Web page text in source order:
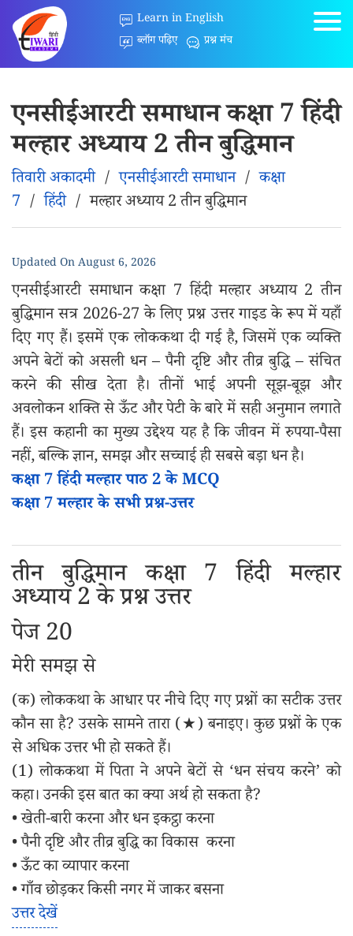
Learn in English
ब्लॉग पढ़िए
प्रश्न मंच
एनसीईआरटी समाधान कक्षा 7 हिंदी
मल्हार अध्याय 2 तीन बुद्धिमान
तिवारी अकादमी/एनसीईआरटी समाधान/कक्षा
7 /हिंदी/मल्हार अध्याय 2 तीन बुद्धिमान
Updated OnAugust 6, 2026
एनसीईआरटी समाधान कक्षा 7 हिंदी मल्हार अध्याय 2 तीन
बुद्धिमान सत्र 2026-27 के लिए प्रश्न उत्तर गाइड के रूप में यहाँ
दिए गए हैं। इसमें एक लोककथा दी गई है, जिसमें एक व्यक्ति
अपने बेटों को असली धन – पैनी दृष्टि और तीव्र बुद्धि – संचित
करने की सीख देता है। तीनों भाई अपनी सूझ-बूझ और
अवलोकन शक्ति से ऊँट और पेटी के बारे में सही अनुमान लगाते
हैं। इस कहानी का मुख्य उद्देश्य यह है कि जीवन में रुपया-पैसा
नहीं, बल्कि ज्ञान, समझ और सच्चाई ही सबसे बड़ा धन है।
कक्षा 7 हिंदी मल्हार पाठ 2 के MCQ
कक्षा 7 मल्हार के सभी प्रश्न-उत्तर
तीन बुद्धिमान कक्षा 7 हिंदी मल्हार
अध्याय 2 के प्रश्न उत्तर
पेज 20
मेरी समझ से
(क) लोककथा के आधार पर नीचे दिए गए प्रश्नों का सटीक उत्तर
कौन सा है? उसके सामने तारा (★) बनाइए। कुछ प्रश्नों के एक
से अधिक उत्तर भी हो सकते हैं।
(1) लोककथा में पिता ने अपने बेटों से ‘धन संचय करने’ को
कहा। उनकी इस बात का क्या अर्थ हो सकता है?
• खेती-बारी करना और धन इकट्ठा करना
• पैनी दृष्टि और तीव्र बुद्धि का विकास करना
• ऊँट का व्यापार करना
• गाँव छोड़कर किसी नगर में जाकर बसना
उत्तर देखें